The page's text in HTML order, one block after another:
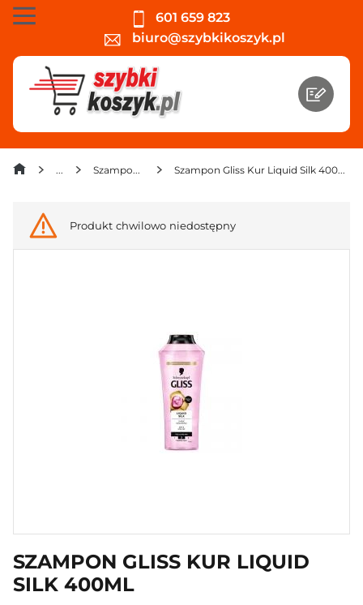
601 659 823
biuro@szybkikoszyk.pl
Szampony Szampon Gliss Kur Liquid Silk 400ml
Produkt chwilowo niedostępny
SZAMPON GLISS KUR LIQUID
SILK 400ML